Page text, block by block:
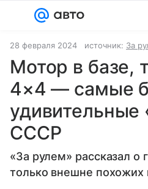
28 февраля 2024 источник: За
Мотор в базе,
4×4 — самые
удивительные
СССР
«За рулем» рассказал о
только внешне похожих